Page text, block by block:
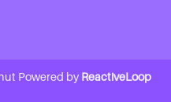
Powered by ReactiveLoop